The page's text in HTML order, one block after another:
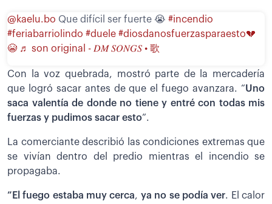
@kaelu.bo Que difícil ser fuerte 😭 #incendio
#feriabarriolindo #duele #diosdanosfuerzasparaesto💔
😭 ♬ son original - 𝐷𝑀 𝑆𝑂𝑁𝐺𝑆 • 歌
Con la voz quebrada, mostró parte de la mercadería
que logró sacar antes de que el fuego avanzara. “Uno
saca valentía de donde no tiene y entré con todas mis
fuerzas y pudimos sacar esto”.
La comerciante describió las condiciones extremas que
se vivían dentro del predio mientras el incendio se
propagaba.
”El fuego estaba muy cerca, ya no se podía ver. El calor